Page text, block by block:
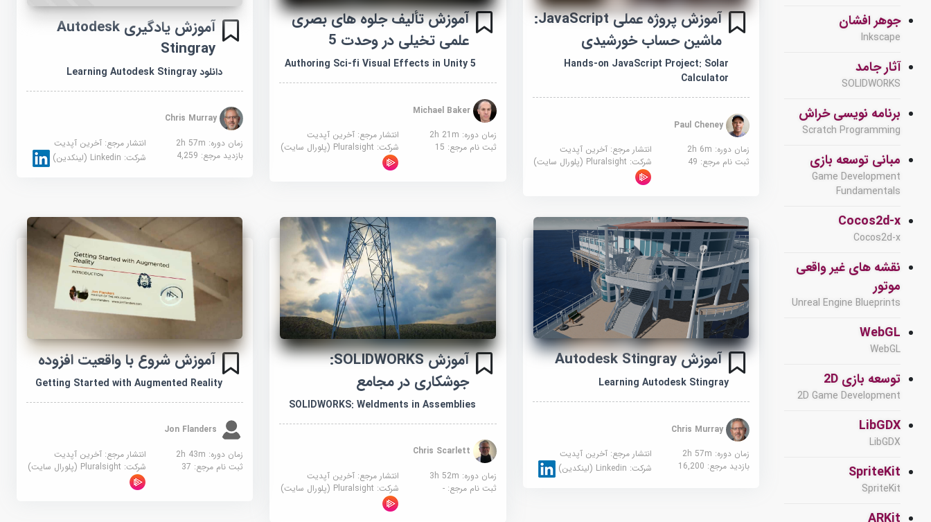
جوهر افشان
Inkscape
آثار جامد
SOLIDWORKS
برنامه نویسی خراش
Scratch Programming
مبانی توسعه بازی
Game Development
Fundamentals
Cocos2d-x
Cocos2d-x
نقشه های غیر واقعی
موتور
Unreal Engine Blueprints
WebGL
WebGL
توسعه بازی 2D
2D Game Development
LibGDX
LibGDX
SpriteKit
SpriteKit
آموزش پروژه عملی JavaScript:
ماشین حساب خورشیدی
Hands-on JavaScript Project: Solar
Calculator
زمان دوره: 2h 6m
انتشار مرجع: آخرین آپدیت
ثبت نام مرجع: 49 شرکت: Pluralsight (پلورال سایت)
آموزش تألیف جلوه های بصری
علمی تخیلی در وحدت 5
Authoring Sci-fi Visual Effects in Unity 5
Michael Baker
زمان دوره: 2h 21m
انتشار مرجع: آخرین آپدیت
ثبت نام مرجع: 15 شرکت: Pluralsight (پلورال سایت)
آموزش یادگیری Autodesk
Stingray
دانلود Learning Autodesk Stingray
Chris Murray
زمان دوره: 2h 57m
انتشار مرجع:آخرین آپدیت
بازدید مرجع: 4,259 شرکت: Linkedin (لینکدین)
آموزش Autodesk Stingray
Learning Autodesk Stingray
زمان دوره: 2h 57m
انتشار مرجع: آخرین آپدیت
بازدید مرجع: 16,200 شرکت: Linkedin (لینکدین)
آموزش SOLIDWORKS:
جوشکاری در مجامع
SOLIDWORKS: Weldments in Assemblies
زمان دوره: 3h 52m
انتشار مرجع: آخرین آپدیت
ثبت نام مرجع:- شرکت: Pluralsight (پلورال سایت)
آموزش شروع با واقعیت افزوده
Getting Started with Augmented Reality
زمان دوره: 2h 43m
انتشار مرجع:آخرین آپدیت
ثبت نام مرجع: 37 شرکت: Pluralsight (پلورال سایت)